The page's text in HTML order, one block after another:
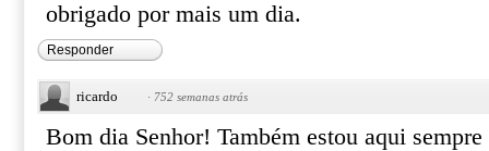
obrigado por mais um dia.
Responder
ricardo · 752 semanas atrás
Bom dia Senhor! Também estou aqui sempre